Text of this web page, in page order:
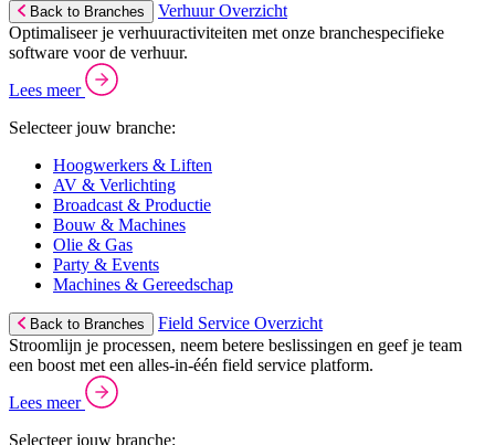
Back to Branches
Verhuur Overzicht
Optimaliseer je verhuuractiviteiten met onze branchespecifieke
software voor de verhuur.
Lees meer
Selecteer jouw branche:
Hoogwerkers & Liften
AV & Verlichting
Broadcast & Productie
Bouw & Machines
Olie & Gas
Party & Events
Machines & Gereedschap
Back to Branches
Field Service Overzicht
Stroomlijn je processen, neem betere beslissingen en geef je team
een boost met een alles-in-één field service platform.
Lees meer
Selecteer jouw branche: